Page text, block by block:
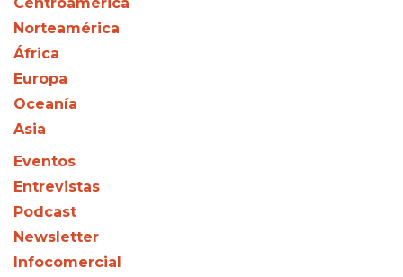
Norteamérica
África
Europa
Oceanía
Asia
Eventos
Entrevistas
Podcast
Newsletter
Infocomercial